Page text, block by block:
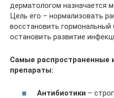
дерматологом назначается
Цель его – нормализовать
восстановить гормональный
остановить развитие
Самые распространенные
препараты:
Антибиотики –